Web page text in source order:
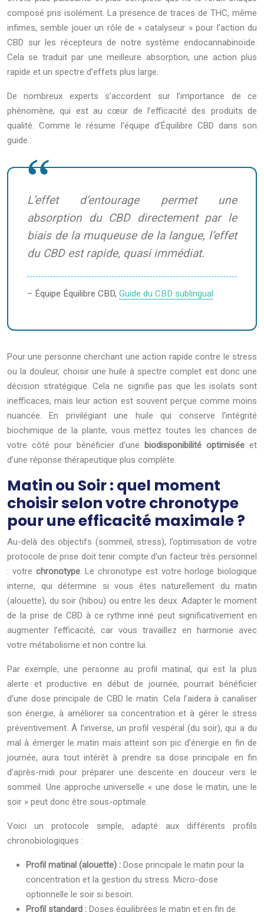
composé pris isolément. La présence de traces de THC, même
infimes, semble jouer un rôle de « catalyseur » pour l’action du
CBD sur les récepteurs de notre système endocannabinoïde.
Cela se traduit par une meilleure absorption, une action plus
rapide et un spectre d’effets plus large.
De nombreux experts s’accordent sur l’importance de ce
phénomène, qui est au cœur de l’efficacité des produits de
qualité. Comme le résume l’équipe d’Équilibre CBD dans son
guide :
L’effet d’entourage permet une
absorption du CBD directement par le
biais de la muqueuse de la langue, l’effet
du CBD est rapide, quasi immédiat.
– Équipe Équilibre CBD, Guide du CBD sublingual
Pour une personne cherchant une action rapide contre le stress
ou la douleur, choisir une huile à spectre complet est donc une
décision stratégique. Cela ne signifie pas que les isolats sont
inefficaces, mais leur action est souvent perçue comme moins
nuancée. En privilégiant une huile qui conserve l’intégrité
biochimique de la plante, vous mettez toutes les chances de
votre côté pour bénéficier d’une biodisponibilité optimisée et
d’une réponse thérapeutique plus complète.
Matin ou Soir : quel moment
choisir selon votre chronotype
pour une efficacité maximale ?
Au-delà des objectifs (sommeil, stress), l’optimisation de votre
protocole de prise doit tenir compte d’un facteur très personnel
: votre chronotype. Le chronotype est votre horloge biologique
interne, qui détermine si vous êtes naturellement du matin
(alouette), du soir (hibou) ou entre les deux. Adapter le moment
de la prise de CBD à ce rythme inné peut significativement en
augmenter l’efficacité, car vous travaillez en harmonie avec
votre métabolisme et non contre lui.
Par exemple, une personne au profil matinal, qui est la plus
alerte et productive en début de journée, pourrait bénéficier
d’une dose principale de CBD le matin. Cela l’aidera à canaliser
son énergie, à améliorer sa concentration et à gérer le stress
préventivement. À l’inverse, un profil vespéral (du soir), qui a du
mal à émerger le matin mais atteint son pic d’énergie en fin de
journée, aura tout intérêt à prendre sa dose principale en fin
d’après-midi pour préparer une descente en douceur vers le
sommeil. Une approche universelle « une dose le matin, une le
soir » peut donc être sous-optimale.
Voici un protocole simple, adapté aux différents profils
chronobiologiques :
Profil matinal (alouette) : Dose principale le matin pour la
concentration et la gestion du stress. Micro-dose
optionnelle le soir si besoin.
Profil standard : Doses équilibrées le matin et en fin de